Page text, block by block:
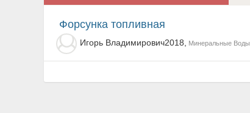
Форсунка топливная
Игорь Владимирович2018, Минеральные Воды